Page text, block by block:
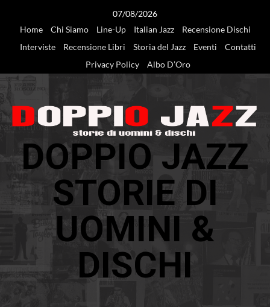
07/08/2026
Home
Chi Siamo Line-Up Italian Jazz
Recensione Dischi
Interviste
Recensione Libri Storia del Jazz Eventi
Contatti
Privacy Policy
Albo D’Oro
DOPPIO JAZZ
STORIE DI
UOMINI &
DISCHI